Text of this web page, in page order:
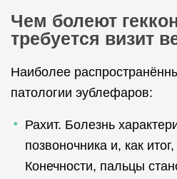
Чем болеют
требуется визит
Наиболее
патологии эублефаров:
Рахит. Болезнь
позвоночника и, как
Конечности, пальцы